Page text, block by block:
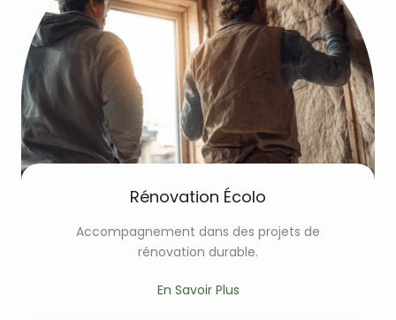
Rénovation Écolo
Accompagnement dans des projets de
rénovation durable.
En Savoir Plus